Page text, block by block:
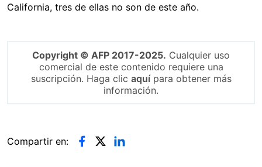
California, tres de ellas no son de este año.
Copyright © AFP 2017-2025. Cualquier uso
comercial de este contenido requiere una
suscripción. Haga clic aquípara obtener más
información.
Compartir en: